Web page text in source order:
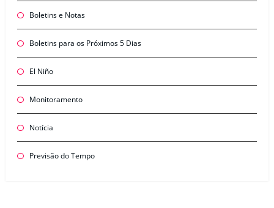
Boletins e Notas
Boletins para os Próximos 5 Dias
El Niño
Monitoramento
Notícia
Previsão do Tempo